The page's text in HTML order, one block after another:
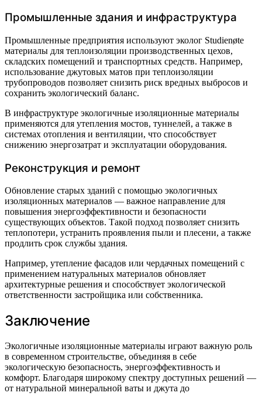
Промышленные здания и инфраструктура
Промышленные предприятия используют эколог Studienøte
материалы для теплоизоляции производственных цехов,
складских помещений и транспортных средств. Например,
использование джутовых матов при теплоизоляции
трубопроводов позволяет снизить риск вредных выбросов и
сохранить экологический баланс.
В инфраструктуре экологичные изоляционные материалы
применяются для утепления мостов, туннелей, а также в
системах отопления и вентиляции, что способствует
снижению энергозатрат и эксплуатации оборудования.
Реконструкция и ремонт
Обновление старых зданий с помощью экологичных
изоляционных материалов — важное направление для
повышения энергоэффективности и безопасности
существующих объектов. Такой подход позволяет снизить
теплопотери, устранить проявления пыли и плесени, а также
продлить срок службы здания.
Например, утепление фасадов или чердачных помещений с
применением натуральных материалов обновляет
архитектурные решения и способствует экологической
ответственности застройщика или собственника.
Заключение
Экологичные изоляционные материалы играют важную роль
в современном строительстве, объединяя в себе
экологическую безопасность, энергоэффективность и
комфорт. Благодаря широкому спектру доступных решений —
от натуральной минеральной ваты и джута до